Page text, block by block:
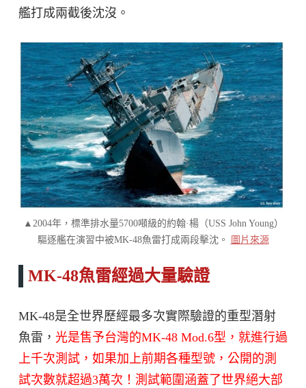
艦打成兩截後沈沒。
▲2004年，標準排水量5700噸級的約翰·楊（USS John Young）
驅逐艦在演習中被MK-48魚雷打成兩段擊沈。
圖片來源
MK-48魚雷經過大量驗證
MK-48是全世界歷經最多次實際驗證的重型潛射
魚雷， 光是售予台灣的MK-48 Mod.6型，就進行過
上千次測試，如果加上前期各種型號，公開的測
試次數就超過3萬次！測試範圍涵蓋了世界絕大部